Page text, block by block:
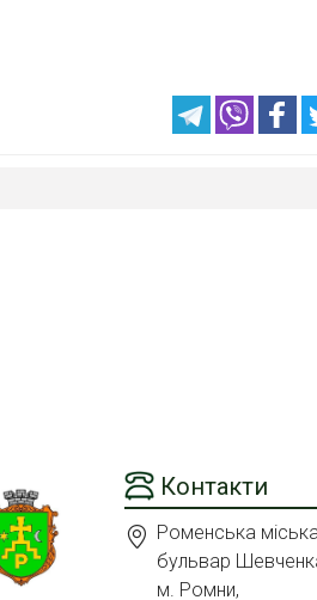
Контакти
Роменська
бульвар
м. Ромни,